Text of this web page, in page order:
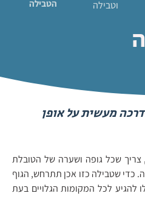
וטבילה
הטבילה
מעשית על אופן
שכל גופה ושערה של הטובלת
כדי שטבילה כזו אכן תתרחש, הגוף
להגיע לכל המקומות הגלויים בעת